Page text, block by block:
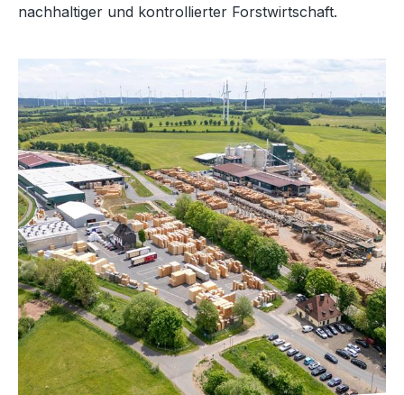
nachhaltiger und kontrollierter Forstwirtschaft.